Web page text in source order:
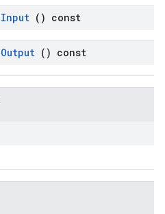
Input () const
Output () const